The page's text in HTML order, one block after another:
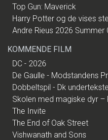
Top Gun: Maverick
Harry Potter og de vises
Andre Rieus 2026
KOMMENDE FILM
DC - 2026
De Gaulle - Modstandens
Dobbeltspil - Dk
Skolen med magiske dyr –
The Invite
The End of Oak Street
Vishwanath and Sons